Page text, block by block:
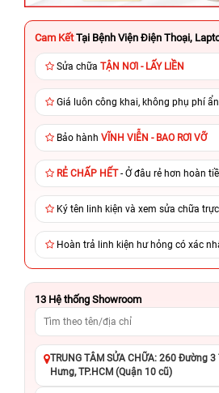
Cam Kết Tại Bệnh Viện Điện Thoại,
Sửa chữa TẬN NƠI - LẤY LIỀN
Giá luôn công khai, không phụ phí ẩn
Bảo hành VĨNH VIỄN - BAO RƠI VỠ
RẺ CHẤP HẾT- Ở đâu rẻ hơn hoàn
Ký tên linh kiện và xem sửa chữa
Hoàn trả linh kiện hư hỏng có xác
13 Hệ thống Showroom
TRUNG TÂM SỬA CHỮA: 260 Đường
Hưng, TP.HCM (Quận 10 cũ)